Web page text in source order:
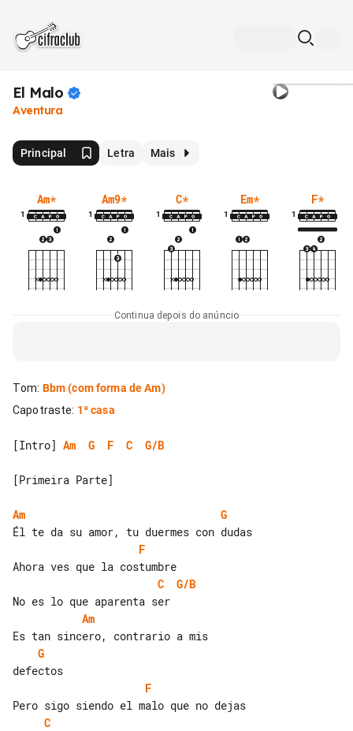
El Malo
Aventura
Principal Letra Mais
Am*
1
Am9*
1
C*
1
Em*
1
F*
1
Continua depois do anúncio
Tom: Bbm(com forma de Am)
Capotraste: 1ª casa
[Intro] Am G F C G/B
[Primeira Parte]
Am
G
F
C
G/B
Am
G
F
C